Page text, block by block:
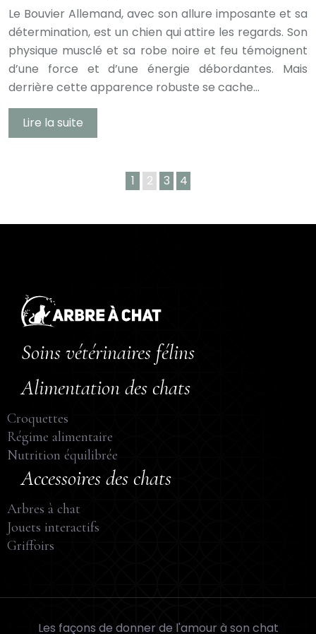
Le Bouvier Allemand, avec son allure imposante et sa
détermination, est un chien qui attire les regards. Son
physique musclé et sa robe noire et feu témoignent
d’une force et d’une énergie débordantes. Mais
derrière cette apparence robuste se cache…
Lire la suite
1 2 3 4
Soins vétérinaires félins
Alimentation des chats
Croquettes
Régime alimentaire
Nutrition équilibrée
Accessoires des chats
Arbres à chat
Jouets interactifs
Griffoirs
Les façons de donner de l'amour à son chat